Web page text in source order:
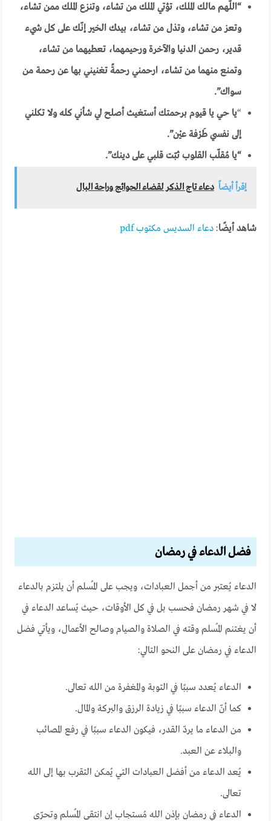
“اللّهم مالك الملك، تؤتي الملك من تشاء، وتنزع الملك ممن تشاء،
وتعز من تشاء، وتذل من تشاء، بيدك الخير إنّك على كل شيء
قدير، رحمن الدنيا والآخرة ورحيمهما، تعطيهما من تشاء،
وتمنع منهما من تشاء، ارحمني رحمةً تغنيني بها عن رحمة من
سواك”.
“يا حي يا قيوم برحمتك أستغيث أصلح لي شأني كله ولا تكلني
إلى نفسي طَرْفة عيْن”.
“يا مُقلّب القلوب ثبّت قلبي على دينك”.
إقرأ أيضاً دعاء تاج الذكر لقضاء الحوائج وراحة البال
شاهد أيضًا:دعاء السديس مكتوب pdf
فضل الدعاء في رمضان
الدعاء يُعتبر من أجمل العبادات، ويجب على المُسلم أن يلتزم بالدعاء
لا في شهر رمضان فحسب بل في كل الأوقات، حيث يُساعد الدعاء في
أن يغتنم المُسلم وقته في الصلاة والصيام وصالح الأعمال، ويأتي فضل
الدعاء في رمضان على النحو التالي:
الدعاء يُعدد سببًا في التوبة والمغفرة من الله تعالى.
كما أنّ الدعاء سببًا في زيادة الرزق والبركة والمال.
من الدعاء ما يردّ القدر، فيكون الدعاء سببًا في رفع المصائب
والبلاء عن العبد.
يُعد الدعاء من أفضل العبادات التي يُمكن التقرب بها إلى الله
تعالى.
الدعاء في رمضان بإذن الله مُستجاب إن انتقى المُسلم وتحرّى